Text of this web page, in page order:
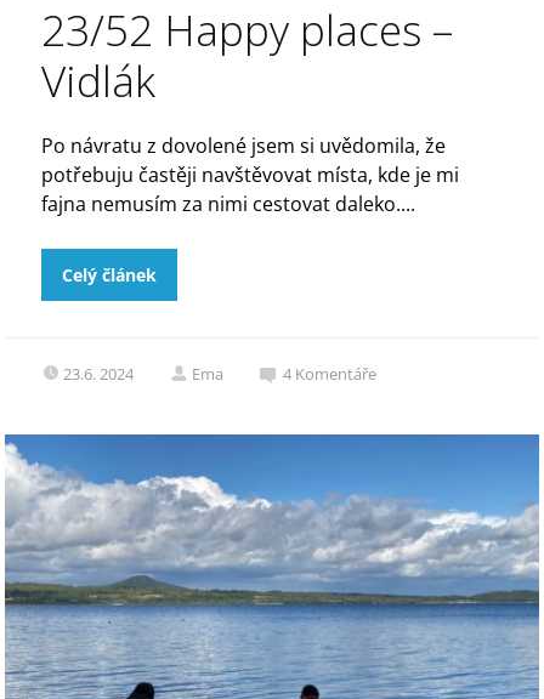
23/52 Happy places –
Vidlák
Po návratu z dovolené jsem si uvědomila, že
potřebuju častěji navštěvovat místa, kde je mi
fajna nemusím za nimi cestovat daleko....
Celý článek
23.6. 2024 Ema 4 Komentáře